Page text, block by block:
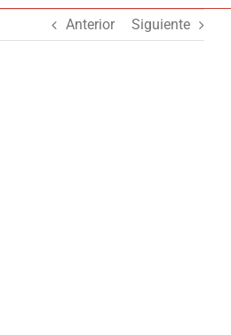
Anterior Siguiente